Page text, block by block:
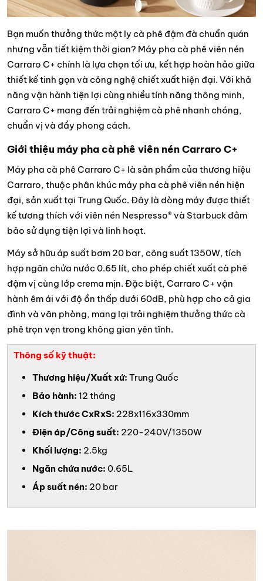
Bạn muốn thưởng thức một ly cà phê đậm đà chuẩn quán
nhưng vẫn tiết kiệm thời gian? Máy pha cà phê viên nén
Carraro C+ chính là lựa chọn tối ưu, kết hợp hoàn hảo giữa
thiết kế tinh gọn và công nghệ chiết xuất hiện đại. Với khả
năng vận hành tiện lợi cùng nhiều tính năng thông minh,
Carraro C+ mang đến trải nghiệm cà phê nhanh chóng,
chuẩn vị và đầy phong cách.
Giới thiệu máy pha cà phê viên nén Carraro C+
Máy pha cà phê Carraro C+ là sản phẩm của thương hiệu
Carraro, thuộc phân khúc máy pha cà phê viên nén hiện
đại, sản xuất tại Trung Quốc. Đây là dòng máy được thiết
kế tương thích với viên nén Nespresso® và Starbuck đảm
bảo sử dụng tiện lợi và linh hoạt.
Máy sở hữu áp suất bơm 20 bar, công suất 1350W, tích
hợp ngăn chứa nước 0.65 lít, cho phép chiết xuất cà phê
đậm vị cùng lớp crema mịn. Đặc biệt, Carraro C+ vận
hành êm ái với độ ồn thấp dưới 60dB, phù hợp cho cả gia
đình và văn phòng, mang lại trải nghiệm thưởng thức cà
phê trọn vẹn trong không gian yên tĩnh.
Thông số kỹ thuật:
Thương hiệu/Xuất xứ: Trung Quốc
Bảo hành: 12 tháng
Kích thước CxRxS: 228x116x330mm
Điện áp/Công suất: 220-240V/1350W
Khối lượng: 2.5kg
Ngăn chứa nước: 0.65L
Áp suất nén: 20 bar